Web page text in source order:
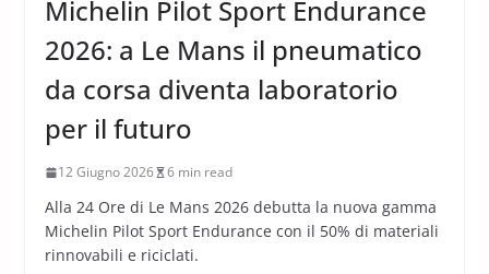
Michelin Pilot Sport Endurance
2026: a Le Mans il pneumatico
da corsa diventa laboratorio
per il futuro
12 Giugno 2026 6 min read
Alla 24 Ore di Le Mans 2026 debutta la nuova gamma
Michelin Pilot Sport Endurance con il 50% di materiali
rinnovabili e riciclati.